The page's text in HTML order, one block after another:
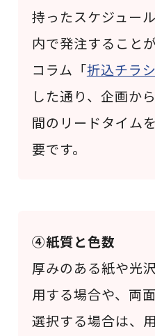
持ったスケジュー
内で発注すること
コラム「折込チラ
した通り、企画か
間のリードタイム
要です。
④紙質と色数
厚みのある紙や光
用する場合や、両
選択する場合は、